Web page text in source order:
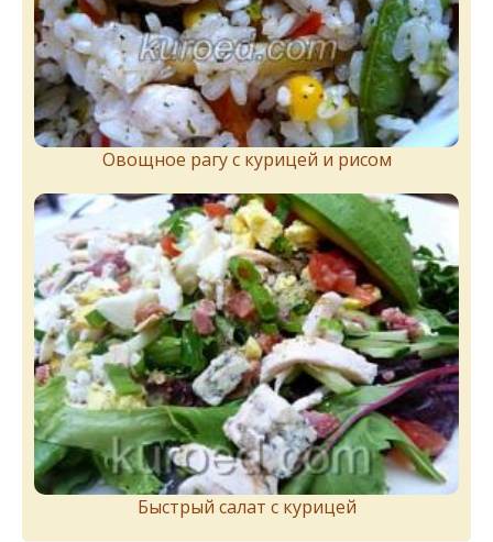
Овощное рагу с курицей и рисом
Быстрый салат с курицей